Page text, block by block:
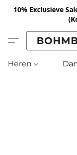
10% Exclusieve
Heren